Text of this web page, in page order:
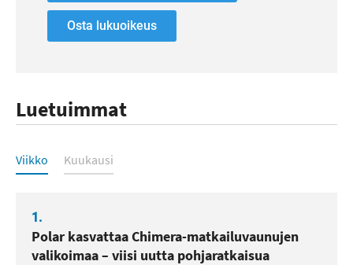
Osta lukuoikeus
Luetuimmat
Luetuimmat
Viikko Kuukausi
1.
Polar kasvattaa Chimera-matkailuvaunujen
valikoimaa – viisi uutta pohjaratkaisua